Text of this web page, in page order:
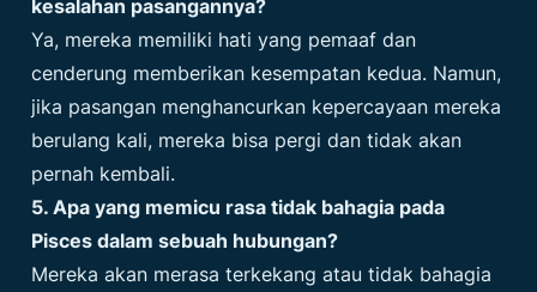
kesalahan pasangannya?
Ya, mereka memiliki hati yang pemaaf dan
cenderung memberikan kesempatan kedua. Namun,
jika pasangan menghancurkan kepercayaan mereka
berulang kali, mereka bisa pergi dan tidak akan
pernah kembali.
5. Apa yang memicu rasa tidak bahagia pada
Pisces dalam sebuah hubungan?
Mereka akan merasa terkekang atau tidak bahagia